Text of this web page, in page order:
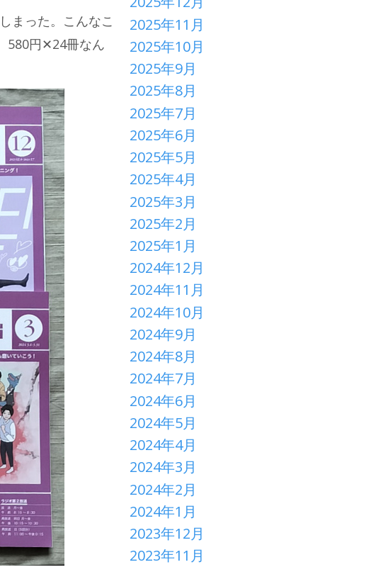
まった。こんなこ
580円✕24冊なん
2025年11月
2025年10月
2025年9月
2025年8月
2025年7月
2025年6月
2025年5月
2025年4月
2025年3月
2025年2月
2025年1月
2024年12月
2024年11月
2024年10月
2024年9月
2024年8月
2024年7月
2024年6月
2024年5月
2024年4月
2024年3月
2024年2月
2024年1月
2023年12月
2023年11月